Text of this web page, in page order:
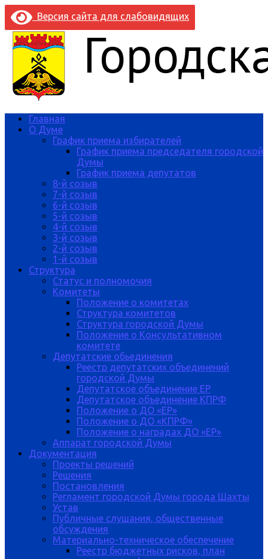
Версия сайта для слабовидящих
Главная
О Думе
График приема избирателей
График приема председателя городской
Думы
График приема депутатов
8-й созыв
7-й созыв
6-й созыв
5-й созыв
4-й созыв
3-й созыв
2-й созыв
1-й созыв
Структура
Статус и полномочия
Комитеты
Положение о комитетах
Структура комитетов
Структура городской Думы
Положение о Консультативном
комитете
Депутатские обьединения
Реестр депутатских объединений
городской Думы
Депутатское объединение ЕР
Депутатское объединение КПРФ
Положение о ДО «ЕР»
Положение о ДО «КПРФ»
Положение о наградах ДО «ЕР»
Аппарат городской Думы
Документация
Проекты решений
Решения
Постановления
Регламент городской Думы города Шахты
Устав
Публичные слушания, общественные
обсуждения
Материально-техническое обеспечение
Реестр бюджетных рисков, план